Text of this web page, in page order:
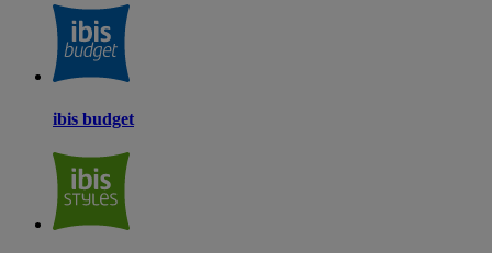
ibis budget